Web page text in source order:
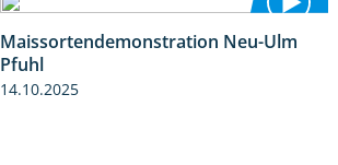
7:10
Maissortendemonstration Neu-Ulm
Pfuhl
14.10.2025